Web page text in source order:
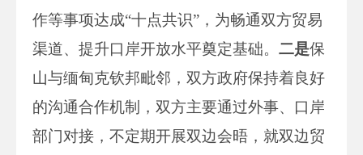
作等事项达成“十点共识”，为畅通双方贸易
渠道、提升口岸开放水平奠定基础。 二是保
山与缅甸克钦邦毗邻，双方政府保持着良好
的沟通合作机制，双方主要通过外事、口岸
部门对接，不定期开展双边会晤，就双边贸